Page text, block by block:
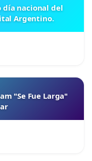
día nacional del
Argentino.
"Se Fue Larga"